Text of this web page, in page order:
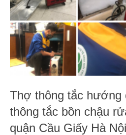
Thợ thông tắc hướng
thông tắc bồn chậu
quận Cầu Giấy Hà